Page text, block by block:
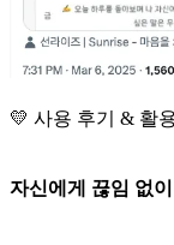
💛 사용 후기 & 활
자신에게 끊임 없